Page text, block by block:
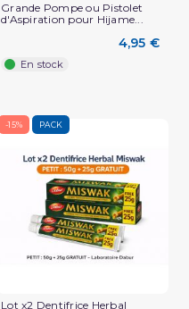
Grande Pompe ou Pistolet
d'Aspiration pour Hijame...
4,95 €
En stock
-15% PACK
Lot x2 Dentifrice Herbal